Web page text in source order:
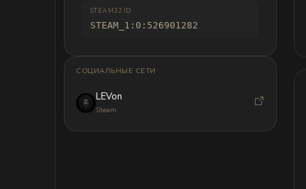
STEAM32 ID
STEAM_1:0:526901282
СОЦИАЛЬНЫЕ СЕТИ
LEVon
Steam